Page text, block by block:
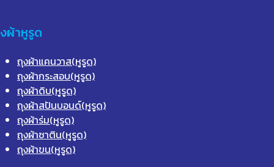
ผ้าหูรูด
ถุงผ้าแคนวาส(หูรูด)
ถุงผ้ากระสอบ(หูรูด)
ถุงผ้าดิบ(หูรูด)
ถุงผ้าสปันบอนด์(หูรูด)
ถุงผ้าร่ม(หูรูด)
ถุงผ้าซาติน(หูรูด)
ถุงผ้าขน(หูรูด)